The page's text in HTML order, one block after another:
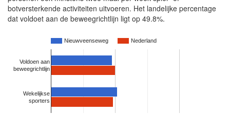
botversterkende activiteiten uitvoeren. Het landelijke percentage
dat voldoet aan de beweegrichtlijn ligt op 49.8%.
Nieuwveenseweg Nederland
Voldoen aan
beweegrichtlijn
Wekelijkse
sporters